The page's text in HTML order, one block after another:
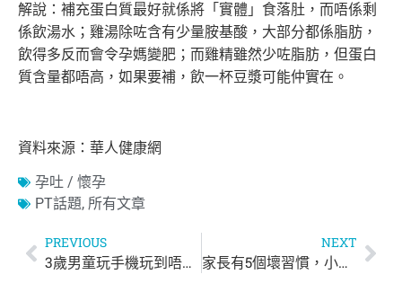
解說：補充蛋白質最好就係將「實體」食落肚，而唔係剩
係飲湯水；雞湯除咗含有少量胺基酸，大部分都係脂肪，
飲得多反而會令孕媽變肥；而雞精雖然少咗脂肪，但蛋白
質含量都唔高，如果要補，飲一杯豆漿可能仲實在。
資料來源：華人健康網
孕吐 / 懷孕
PT話題, 所有文章
PREVIOUS
3歲男童玩手機玩到唔去廁所晚晚尿床！
NEXT
家長有5個壞習慣，小朋友最易「有樣學樣」！